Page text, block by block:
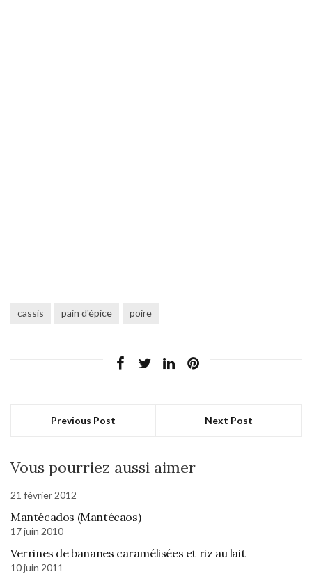
cassis pain d'épice poire
Previous Post Next Post
Vous pourriez aussi aimer
21 février 2012
Mantécados (Mantécaos)
17 juin 2010
Verrines de bananes caramélisées et riz au lait
10 juin 2011